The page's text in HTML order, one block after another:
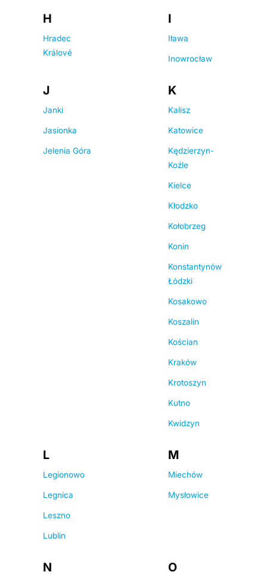
H
Hradec
Králové
I
Iława
Inowrocław
J
Janki
Jasionka
Jelenia Góra
K
Kalisz
Katowice
Kędzierzyn-
Koźle
Kielce
Kłodzko
Kołobrzeg
Konin
Konstantynów
Łódzki
Kosakowo
Koszalin
Kościan
Kraków
Krotoszyn
Kutno
Kwidzyn
L
Legionowo
Legnica
Leszno
Lublin
M
Miechów
Mysłowice
N O